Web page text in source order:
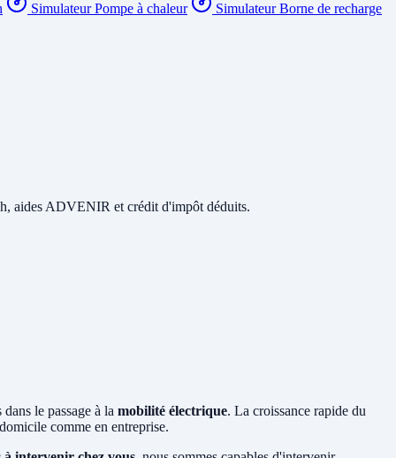
Simulateur Pompe à chaleur
Simulateur Borne de recharge
aides ADVENIR et crédit d'impôt déduits.
le passage à la mobilité électrique. La croissance rapide du
comme en entreprise.